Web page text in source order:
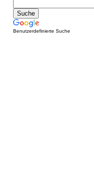
Benutzerdefinierte Suche